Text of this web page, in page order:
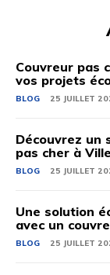
Couvreur pas
vos projets
BLOG 25 JUILLET
Découvrez un
pas cher à
BLOG 25 JUILLET
Une solution
avec un
BLOG 25 JUILLET